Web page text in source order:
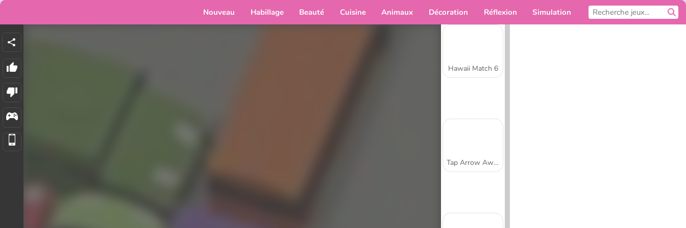
Nouveau Habillage Beauté Cuisine Animaux Décoration Réflexion Simulation
Hawaii Match 6
Tap Arrow Away